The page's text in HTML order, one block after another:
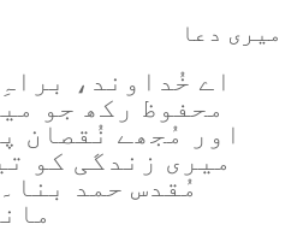
میری دعا
اے خُداوند،
محفوظ رکھ جو
اور مُجھے نُقصان
میری زندگی کو
مُقدس حمد